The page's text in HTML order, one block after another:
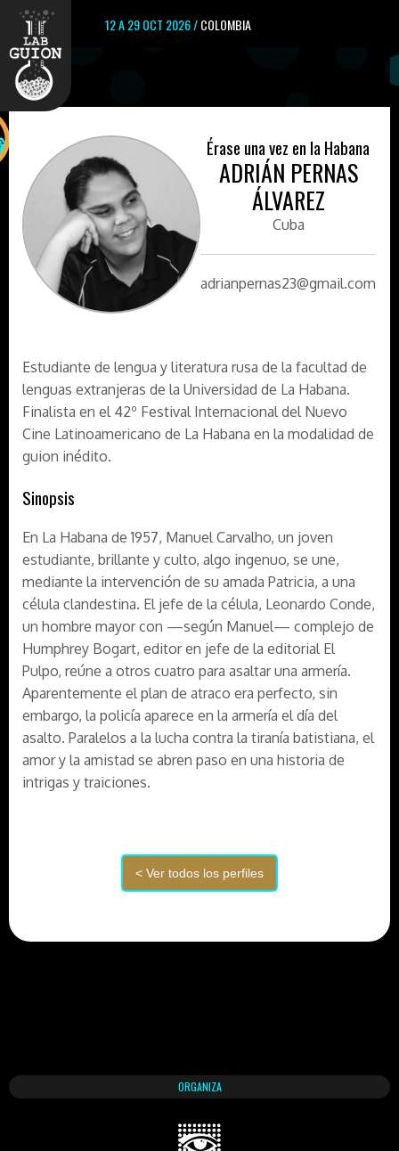
12 A 29 OCT 2026 /COLOMBIA
Érase una vez en la Habana
ADRIÁN PERNAS
ÁLVAREZ
Cuba
adrianpernas23@gmail.com
Estudiante de lengua y literatura rusa de la facultad de
lenguas extranjeras de la Universidad de La Habana.
Finalista en el 42º Festival Internacional del Nuevo
Cine Latinoamericano de La Habana en la modalidad de
guion inédito.
Sinopsis
En La Habana de 1957, Manuel Carvalho, un joven
estudiante, brillante y culto, algo ingenuo, se une,
mediante la intervención de su amada Patricia, a una
célula clandestina. El jefe de la célula, Leonardo Conde,
un hombre mayor con —según Manuel— complejo de
Humphrey Bogart, editor en jefe de la editorial El
Pulpo, reúne a otros cuatro para asaltar una armería.
Aparentemente el plan de atraco era perfecto, sin
embargo, la policía aparece en la armería el día del
asalto. Paralelos a la lucha contra la tiranía batistiana, el
amor y la amistad se abren paso en una historia de
intrigas y traiciones.
ORGANIZA